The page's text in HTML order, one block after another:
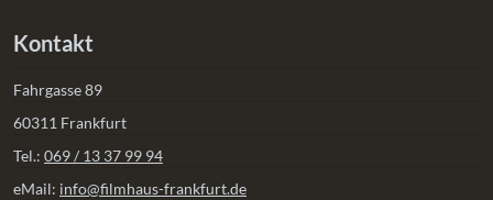
Kontakt
Fahrgasse 89
60311 Frankfurt
Tel.: 069 / 13 37 99 94
eMail: info@filmhaus-frankfurt.de